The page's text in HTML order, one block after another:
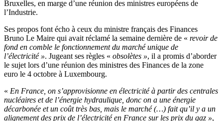
Bruxelles, en marge d’une réunion des ministres européens de
l’Industrie.
Ses propos font écho à ceux du ministre français des Finances
Bruno Le Maire qui avait réclamé la semaine dernière de « revoir de
fond en comble le fonctionnement du marché unique de
l’électricité ». Jugeant ses règles « obsolètes », il a promis d’aborder
le sujet lors d’une réunion des ministres des Finances de la zone
euro le 4 octobre à Luxembourg.
« En France, on s’approvisionne en électricité à partir des centrales
nucléaires et de l’énergie hydraulique, donc on a une énergie
décarbonée et un coût très bas, mais le marché (…) fait qu’il y a un
alignement des prix de l’électricité en France sur les prix du gaz »,